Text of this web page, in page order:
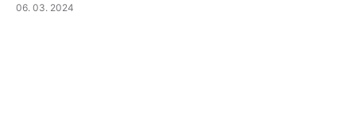
06. 03. 2024